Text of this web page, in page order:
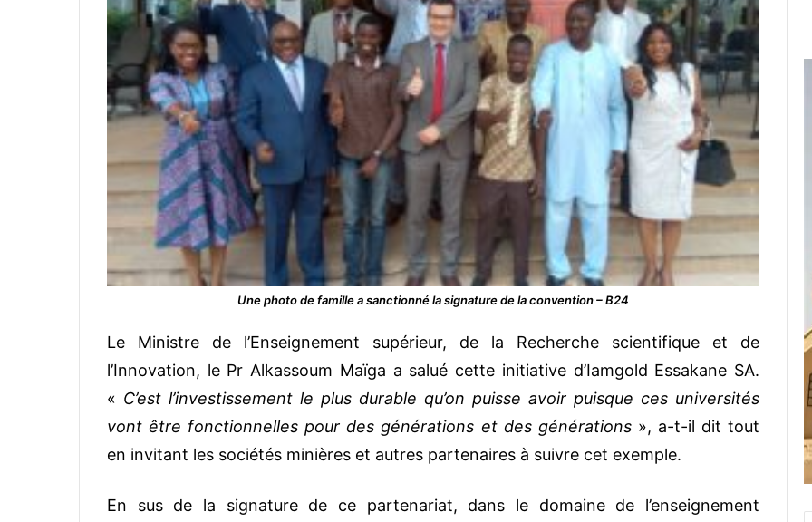
Une photo de famille a sanctionné la signature de la convention – B24
Le Ministre de l’Enseignement supérieur, de la Recherche scientifique et de
l’Innovation, le Pr Alkassoum Maïga a salué cette initiative d’Iamgold Essakane SA.
« C’est l’investissement le plus durable qu’on puisse avoir puisque ces universités
vont être fonctionnelles pour des générations et des générations», a-t-il dit tout
en invitant les sociétés minières et autres partenaires à suivre cet exemple.
En sus de la signature de ce partenariat, dans le domaine de l’enseignement